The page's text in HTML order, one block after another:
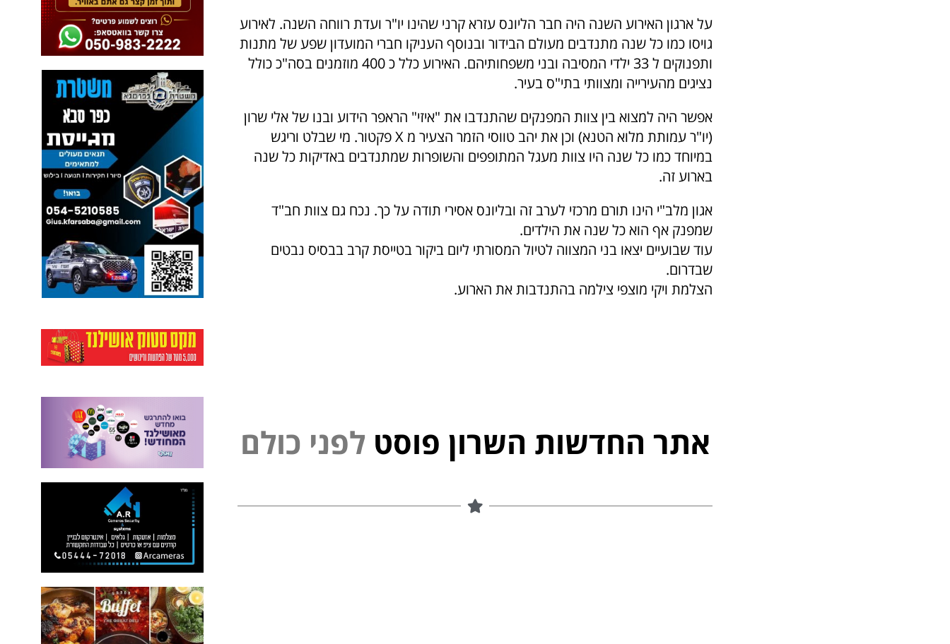
על ארגון האירוע השנה היה חבר הליונס עזרא קרני שהינו יו"ר ועדת רווחה השנה. לאירוע
גויסו כמו כל שנה מתנדבים מעולם הבידור ובנוסף העניקו חברי המועדון שפע של מתנות
ותפנוקים ל 33 ילדי המסיבה ובני משפחותיהם. האירוע כלל כ 400 מוזמנים בסה"כ כולל
נציגים מהעירייה ומצוותי בתי"ס בעיר.
אפשר היה למצוא בין צוות המפנקים שהתנדבו את "איזי" הראפר הידוע ובנו של אלי שרון
(יו"ר עמותת מלוא הטנא) וכן את יהב טווסי הזמר הצעיר מ X פקטור. מי שבלט וריגש
במיוחד כמו כל שנה היו צוות מעגל המתופפים והשופרות שמתנדבים באדיקות כל שנה
בארוע זה.
אגון מלב"י הינו תורם מרכזי לערב זה ובליונס אסירי תודה על כך. נכח גם צוות חב"ד
שמפנק אף הוא כל שנה את הילדים.
עוד שבועיים יצאו בני המצווה לטיול המסורתי ליום ביקור בטייסת קרב בבסיס נבטים
שבדרום.
הצלמת ויקי מוצפי צילמה בהתנדבות את הארוע.
אתר החדשות השרון פוסט פ ני כולם